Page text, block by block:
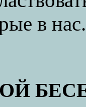
в нас.